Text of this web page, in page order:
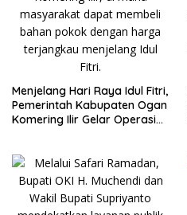
Menjelang Hari Raya Idul Fitri,
Pemerintah Kabupaten Ogan
Komering Ilir Gelar Operasi